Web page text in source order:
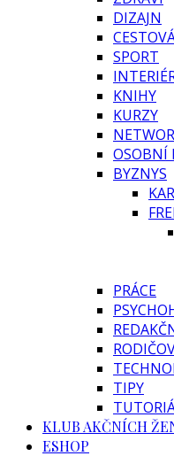
DIZAJN
SPORT
KNIHY
KURZY
OSOBNÍ
BYZNYS
PRÁCE
TIPY
KLUB AKČNÍCH
ESHOP